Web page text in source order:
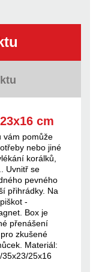
cm
vám pomůže
nebo jiné
korálků,
Uvnitř se
pevného
přihrádky. Na
-
Box je
přenášení
zkušené
Materiál:
35x23/25x16